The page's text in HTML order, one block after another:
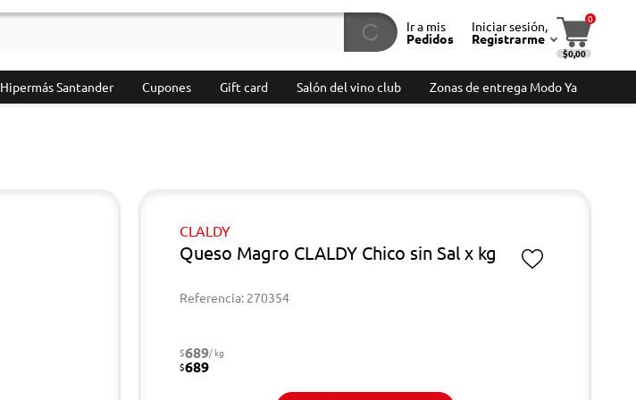
Ir a mis
Pedidos
Iniciar sesión,
Registrarme
0
$0,00
Hipermás Santander Cupones Gift card Salón del vino club Zonas de entrega Modo Ya
CLALDY
Queso Magro CLALDY Chico sin Sal x kg
Referencia: 270354
$689/ kg
$689